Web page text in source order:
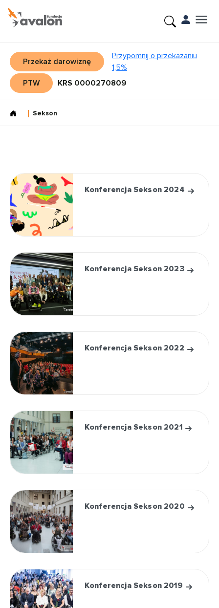
Przekaż darowiznę
Przypomnij o przekazaniu
1,5%
PTW
KRS 0000270809
Sekson
Konferencja Sekson 2024
Konferencja Sekson 2023
Konferencja Sekson 2022
Konferencja Sekson 2021
Konferencja Sekson 2020
Konferencja Sekson 2019